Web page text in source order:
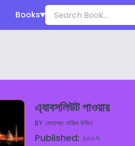
Books
এ্যাবসলিউট পাওয়ার
BY মোহাম্মদ নাজিম উদ্দিন
Published: ২০০৭